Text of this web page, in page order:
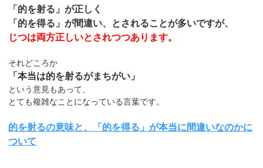
「的を射る」が正しく
「的を得る」が間違い、とされることが多いですが、
じつは両方正しいとされつつあります。
それどころか
「本当は的を射るがまちがい」
という意見もあって、
とても複雑なことになっている言葉です。
的を射るの意味と、「的を得る」が本当に間違いなのかに
ついて